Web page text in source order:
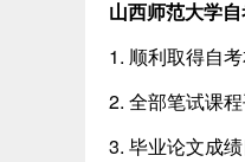
山西师范大学
1. 顺利取得自
2. 全部笔试课
3. 毕业论文成